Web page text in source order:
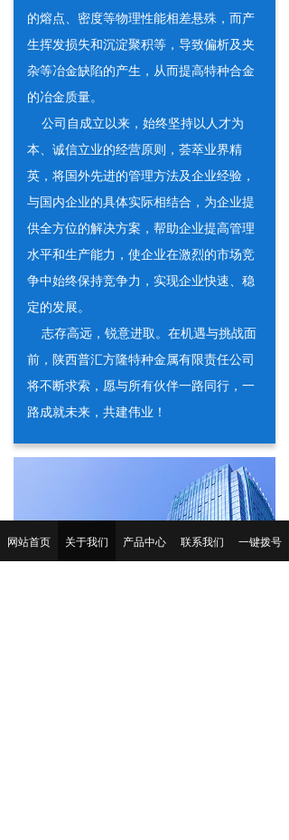
的熔点、密度等物理性能相差悬殊，而产
生挥发损失和沉淀聚积等，导致偏析及夹
杂等冶金缺陷的产生，从而提高特种合金
的冶金质量。
公司自成立以来，始终坚持以人才为
本、诚信立业的经营原则，荟萃业界精
英，将国外先进的管理方法及企业经验，
与国内企业的具体实际相结合，为企业提
供全方位的解决方案，帮助企业提高管理
水平和生产能力，使企业在激烈的市场竞
争中始终保持竞争力，实现企业快速、稳
定的发展。
志存高远，锐意进取。在机遇与挑战面
前，陕西普汇方隆特种金属有限责任公司
将不断求索，愿与所有伙伴一路同行，一
路成就未来，共建伟业！
网站首页 关于我们 产品中心 联系我们 一键拨号